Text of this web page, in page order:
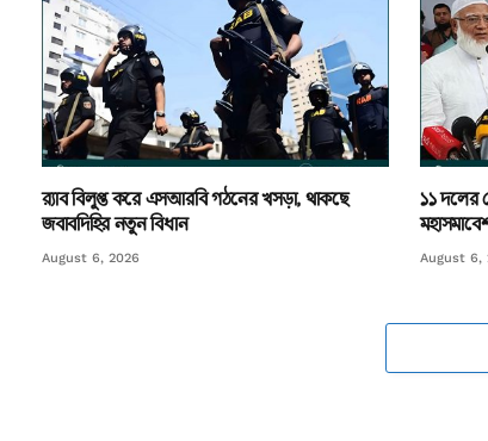
র‌্যাব বিলুপ্ত করে এসআরবি গঠনের খসড়া, থাকছে
জবাবদিহির নতুন বিধান
August 6, 2026
১১ দলের
August 6,